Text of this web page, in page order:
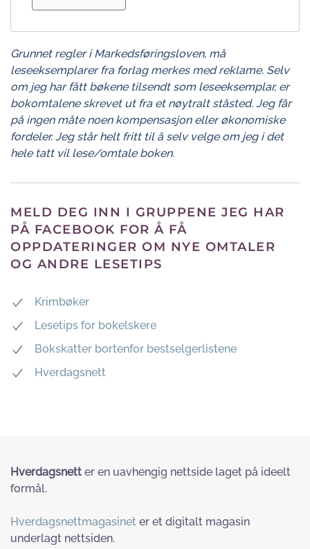
Grunnet regler i Markedsføringsloven, må
leseeksemplarer fra forlag merkes med reklame. Selv
om jeg har fått bøkene tilsendt som leseeksemplar, er
bokomtalene skrevet ut fra et nøytralt ståsted. Jeg får
på ingen måte noen kompensasjon eller økonomiske
fordeler. Jeg står helt fritt til å selv velge om jeg i det
hele tatt vil lese/omtale boken.
MELD DEG INN I GRUPPENE JEG HAR
PÅ FACEBOOK FOR Å FÅ
OPPDATERINGER OM NYE OMTALER
OG ANDRE LESETIPS
Krimbøker
Lesetips for bokelskere
Bokskatter bortenfor bestselgerlistene
Hverdagsnett
Hverdagsnett er en uavhengig nettside laget på ideelt
formål.
Hverdagsnettmagasinet er et digitalt magasin
underlagt nettsiden.